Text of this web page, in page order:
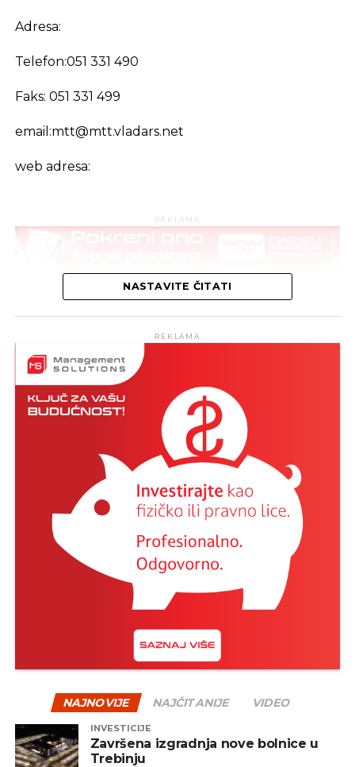
Adresa:
Telefon:051 331 490
Faks: 051 331 499
email:mtt@mtt.vladars.net
web adresa:
REKLAMA
NASTAVITE ČITATI
REKLAMA
NAJNOVIJE NAJČITANIJE VIDEO
INVESTICIJE
Završena izgradnja nove bolnice u
Trebinju